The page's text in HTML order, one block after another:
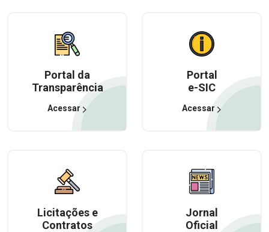
Portal da
Transparência
Acessar
Portal
e-SIC
Acessar
Licitações e
Contratos
Jornal
Oficial